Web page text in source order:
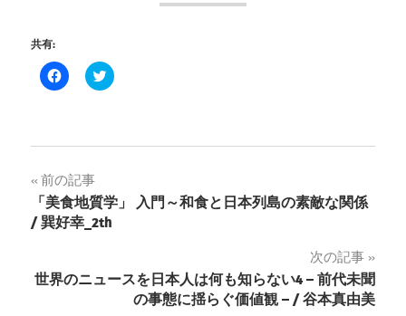
共有:
Facebook
で
に
リ
ッ
ク
し
て
い
(新
ク
リ
Twitter
(新
し
い
ウ
ウ
で
投
稿
ビ
前の記事
「美食地質学」 入門～和食と日本列島の素敵な関係
/ 巽好幸_2th
次の記事
世界のニュースを日本人は何も知らない4 – 前代未聞
の事態に揺らぐ価値観 – / 谷本真由美